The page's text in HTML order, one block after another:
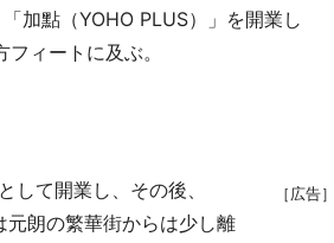
加點（YOHO PLUS）」を開業し
ィートに及ぶ。
［広告］
て開業し、その後、
朗の繁華街からは少し離